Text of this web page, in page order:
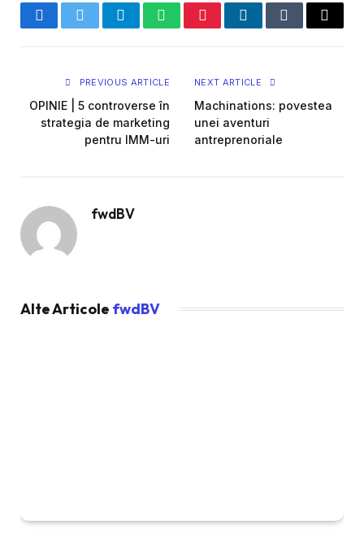
FacebookTwitterTelegramWhatsAppPinterestLinkedInTumblrEmail
PREVIOUS ARTICLE
OPINIE | 5 controverse în
strategia de marketing
pentru IMM-uri
NEXT ARTICLE
Machinations: povestea
unei aventuri
antreprenoriale
fwdBV
Alte Articole fwdBV